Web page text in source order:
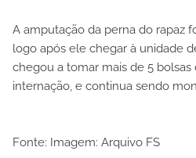
A amputação da perna do rapaz
logo após ele chegar à unidade
chegou a tomar mais de 5 bolsas
internação, e continua sendo
Fonte: Imagem: Arquivo FS